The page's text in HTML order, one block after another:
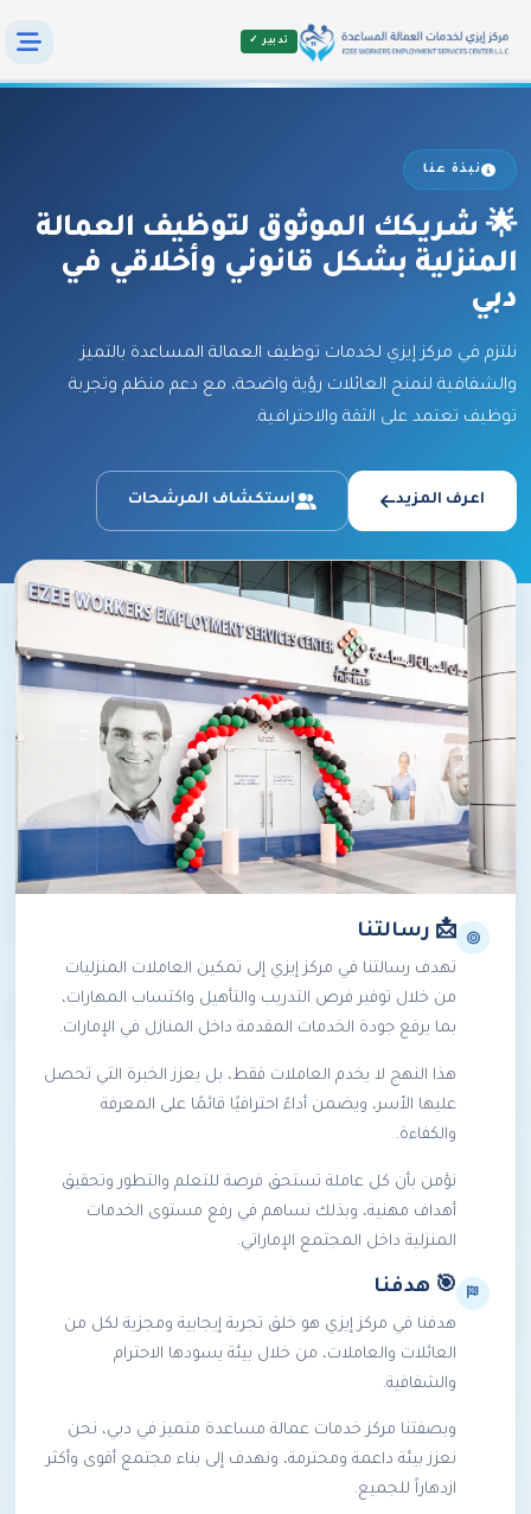
تدبير ✓
نبذة عنا
🌟 شريكك الموثوق لتوظيف العمالة
المنزلية بشكل قانوني وأخلاقي في
دبي
نلتزم في مركز إيزي لخدمات توظيف العمالة المساعدة بالتميز
والشفافية لنمنح العائلات رؤية واضحة، مع دعم منظم وتجربة
توظيف تعتمد على الثقة والاحترافية.
اعرف المزيد استكشاف المرشحات
📩 رسالتنا
تهدف رسالتنا في مركز إيزي إلى تمكين العاملات المنزليات
من خلال توفير فرص التدريب والتأهيل واكتساب المهارات،
بما يرفع جودة الخدمات المقدمة داخل المنازل في الإمارات.
هذا النهج لا يخدم العاملات فقط، بل يعزز الخبرة التي تحصل
عليها الأسر، ويضمن أداءً احترافيًا قائمًا على المعرفة
والكفاءة.
نؤمن بأن كل عاملة تستحق فرصة للتعلم والتطور وتحقيق
أهداف مهنية، وبذلك نساهم في رفع مستوى الخدمات
المنزلية داخل المجتمع الإماراتي.
🎯 هدفنا
هدفنا في مركز إيزي هو خلق تجربة إيجابية ومجزية لكل من
العائلات والعاملات، من خلال بيئة يسودها الاحترام
والشفافية.
وبصفتنا مركز خدمات عمالة مساعدة متميز في دبي، نحن
نعزز بيئة داعمة ومحترمة، ونهدف إلى بناء مجتمع أقوى وأكثر
ازدهاراً للجميع.